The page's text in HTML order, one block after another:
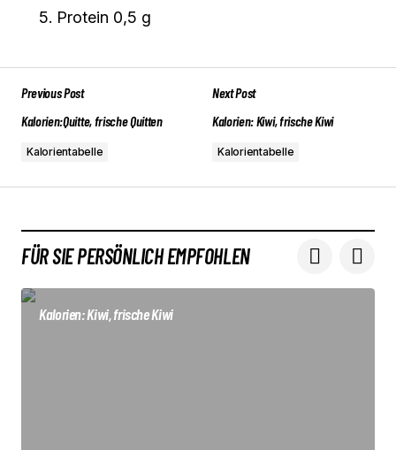
Protein 0,5 g
Previous Post
Kalorien:Quitte, frische Quitten
Kalorientabelle
Next Post
Kalorien: Kiwi, frische Kiwi
Kalorientabelle
FÜR SIE PERSÖNLICH EMPFOHLEN
Kalorien: Kiwi, frische Kiwi